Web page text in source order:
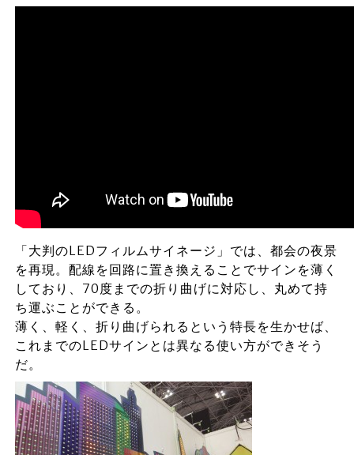
「大判のLEDフィルムサイネージ」では、都会の夜景
を再現。配線を回路に置き換えることでサインを薄く
しており、70度までの折り曲げに対応し、丸めて持
ち運ぶことができる。
薄く、軽く、折り曲げられるという特長を生かせば、
これまでのLEDサインとは異なる使い方ができそう
だ。